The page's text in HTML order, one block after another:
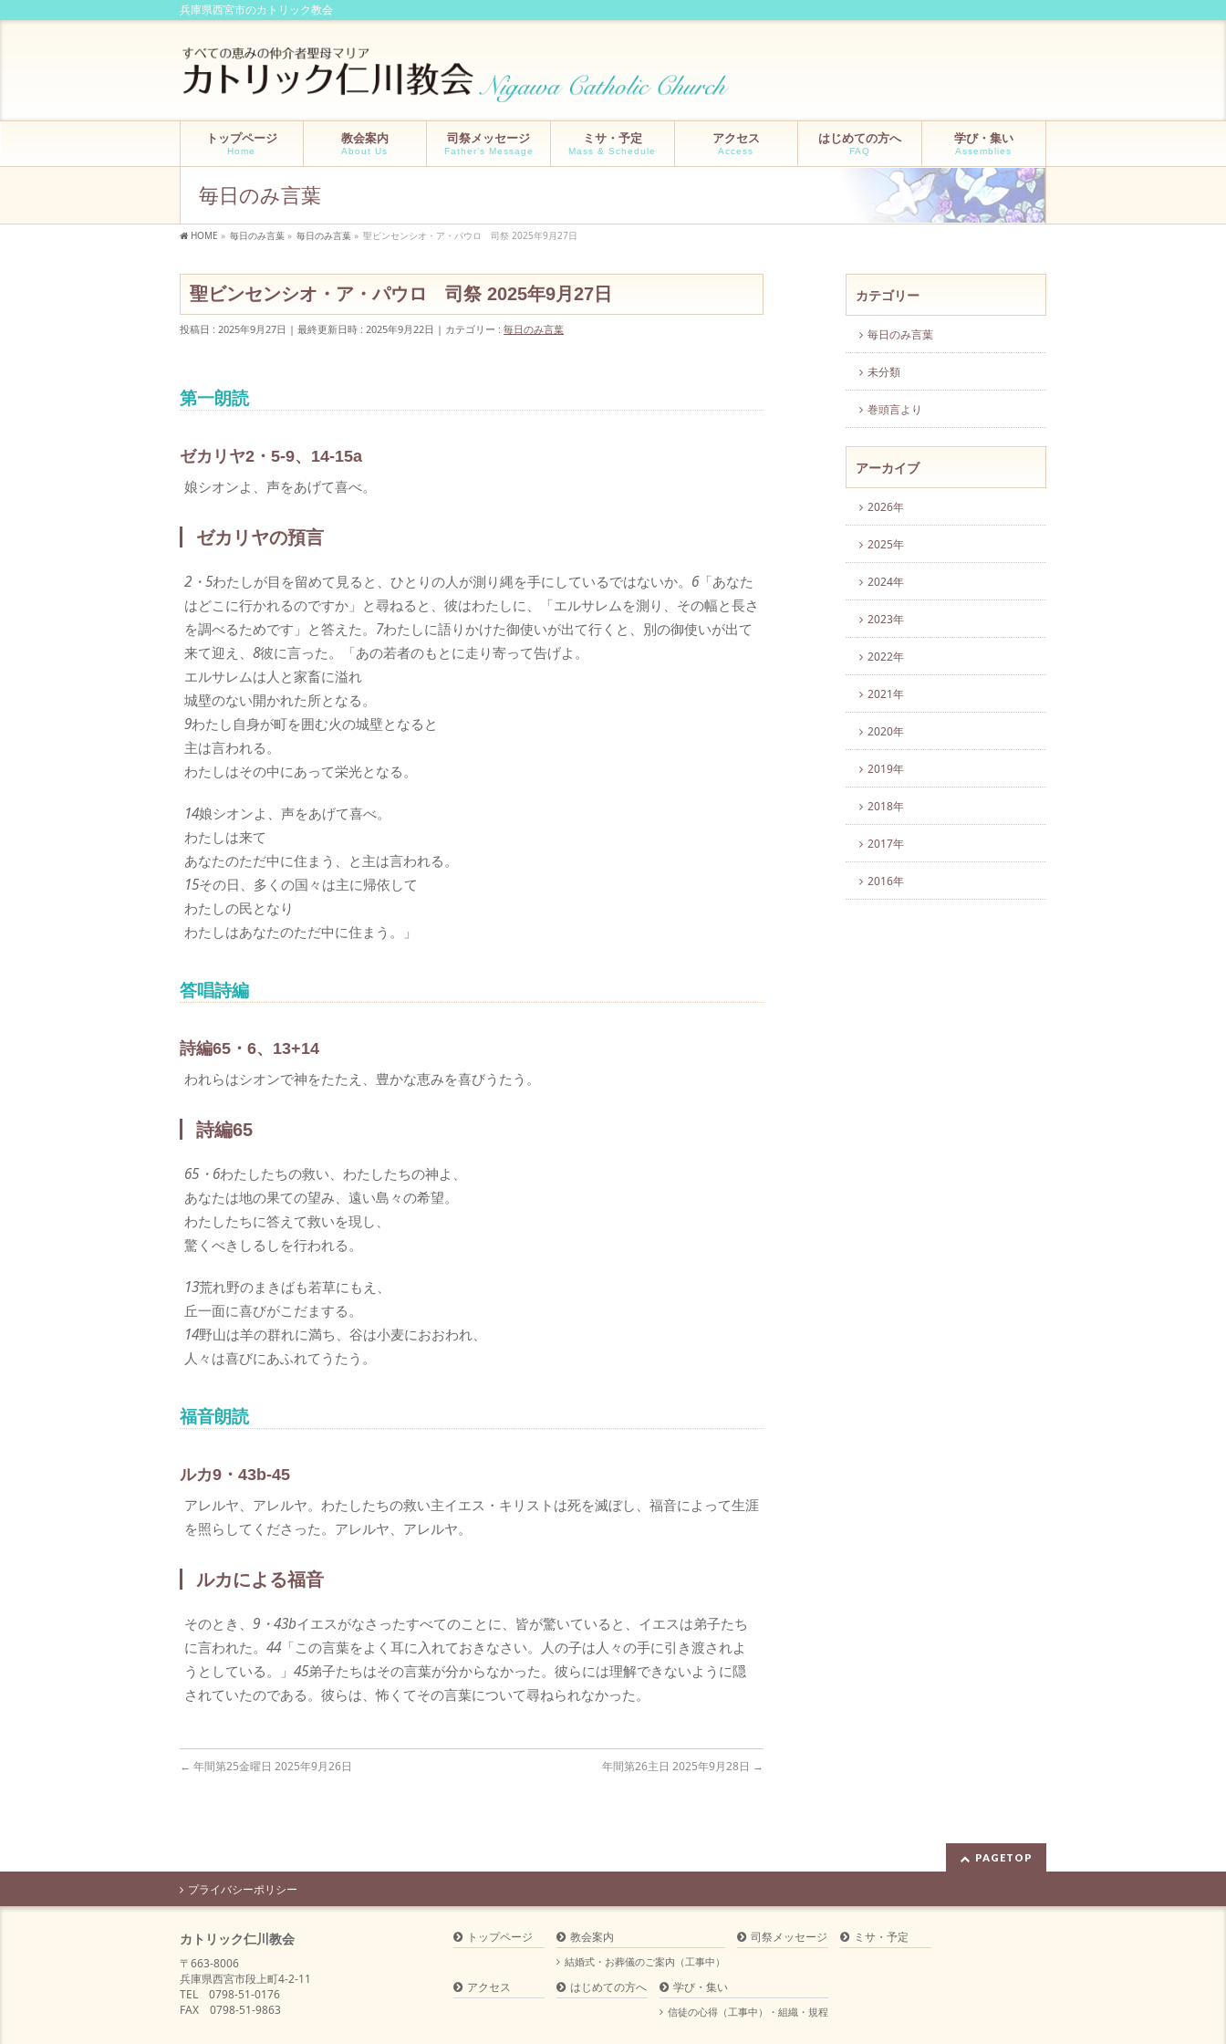
兵庫県西宮市のカトリック教会
トップページ
Home
教会案内
About Us
司祭メッセージ
Father’s Message
ミサ・予定
Mass & Schedule
アクセス
Access
はじめての方へ
FAQ
学び・集い
Assemblies
毎日のみ言葉
HOME » 毎日のみ言葉 » 毎日のみ言葉 » 聖ビンセンシオ・ア・パウロ 司祭 2025年9月27日
聖ビンセンシオ・ア・パウロ 司祭 2025年9月27日
投稿日 : 2025年9月27日 最終更新日時 : 2025年9月22日 カテゴリー : 毎日のみ言葉
第一朗読
ゼカリヤ2・5-9、14-15a
娘シオンよ、声をあげて喜べ。
ゼカリヤの預言
2・5わたしが目を留めて見ると、ひとりの人が測り縄を手にしているではないか。 6「あなた
はどこに行かれるのですか」と尋ねると、彼はわたしに、「エルサレムを測り、その幅と長さ
を調べるためです」と答えた。 7わたしに語りかけた御使いが出て行くと、別の御使いが出て
来て迎え、 8彼に言った。「あの若者のもとに走り寄って告げよ。
エルサレムは人と家畜に溢れ
城壁のない開かれた所となる。
9わたし自身が町を囲む火の城壁となると
主は言われる。
わたしはその中にあって栄光となる。
14娘シオンよ、声をあげて喜べ。
わたしは来て
あなたのただ中に住まう、と主は言われる。
15その日、多くの国々は主に帰依して
わたしの民となり
わたしはあなたのただ中に住まう。」
答唱詩編
詩編65・6、13+14
われらはシオンで神をたたえ、豊かな恵みを喜びうたう。
詩編65
65・6わたしたちの救い、わたしたちの神よ、
あなたは地の果ての望み、遠い島々の希望。
わたしたちに答えて救いを現し、
驚くべきしるしを行われる。
13荒れ野のまきばも若草にもえ、
丘一面に喜びがこだまする。
14野山は羊の群れに満ち、谷は小麦におおわれ、
人々は喜びにあふれてうたう。
福音朗読
ルカ9・43b-45
アレルヤ、アレルヤ。わたしたちの救い主イエス・キリストは死を滅ぼし、福音によって生涯
を照らしてくださった。アレルヤ、アレルヤ。
ルカによる福音
そのとき、 9・43bイエスがなさったすべてのことに、皆が驚いていると、イエスは弟子たち
に言われた。 44 「この言葉をよく耳に入れておきなさい。人の子は人々の手に引き渡されよ
うとしている。」 45弟子たちはその言葉が分からなかった。彼らには理解できないように隠
されていたのである。彼らは、怖くてその言葉について尋ねられなかった。
← 年間第25金曜日 2025年9月26日 年間第26主日 2025年9月28日 →
カテゴリー
毎日のみ言葉
未分類
巻頭言より
アーカイブ
2026年
2025年
2024年
2023年
2022年
2021年
2020年
2019年
2018年
2017年
2016年
PAGETOP
プライバシーポリシー
カトリック仁川教会
〒663-8006
兵庫県西宮市段上町4-2-11
TEL 0798-51-0176
FAX 0798-51-9863
トップページ 教会案内
結婚式・お葬儀のご案内（工事中）
司祭メッセージ ミサ・予定
アクセス はじめての方へ 学び・集い
信徒の心得（工事中）・組織・規程